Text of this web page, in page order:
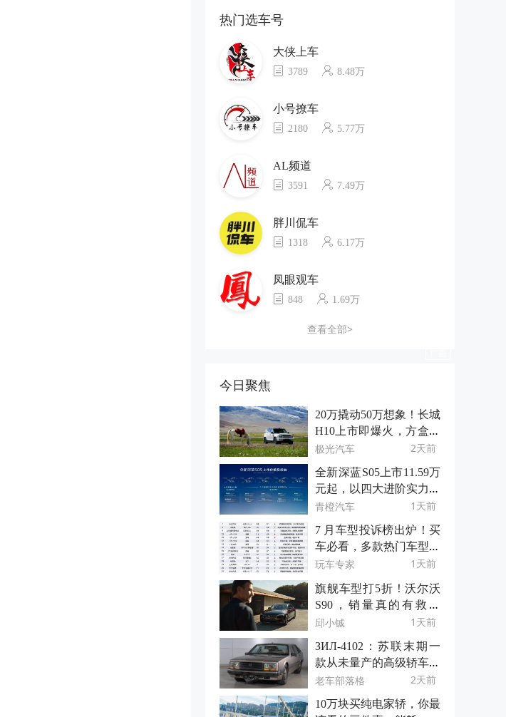
热门选车号
大侠上车
3789 8.48万
小号撩车
2180 5.77万
AL频道
3591 7.49万
胖川侃车
1318 6.17万
凤眼观车
848 1.69万
查看全部>
今日聚焦
20万撬动50万想象！长城
H10上市即爆火，方盒子
新物种凭什么？
极光汽车 2天前
全新深蓝S05上市11.59万
元起，以四大进阶实力重
树15万级SUV价值标杆
青橙汽车 1天前
7 月车型投诉榜出炉！买
车必看，多款热门车型上
榜
玩车专家 1天前
旗舰车型打5折！沃尔沃
S90，销量真的有救了
吗？
邱小铖 1天前
ЗИЛ-4102：苏联末期一
款从未量产的高级轿车原
型
老车部落格 2天前
10万块买纯电家轿，你最